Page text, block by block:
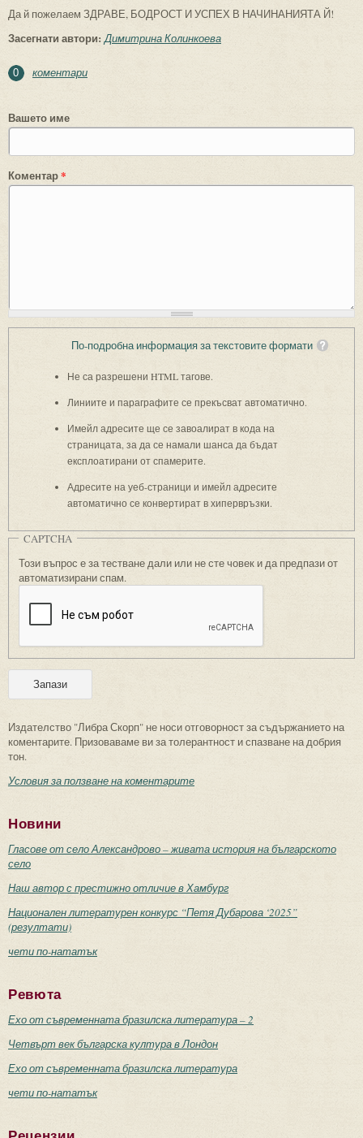
Да й пожелаем ЗДРАВЕ, БОДРОСТ И УСПЕХ В НАЧИНАНИЯТА Й!
Засегнати автори:Димитрина Колинкоева
0 коментари
Вашето име
Коментар*
По-подробна информация за текстовите формати
Не са разрешени HTML тагове.
Линиите и параграфите се прекъсват автоматично.
Имейл адресите ще се завоалират в кода на
страницата, за да се намали шанса да бъдат
експлоатирани от спамерите.
Адресите на уеб-страници и имейл адресите
автоматично се конвертират в хипервръзки.
CAPTCHA
Този въпрос е за тестване дали или не сте човек и да предпази от
автоматизирани спам.
Издателство "Либра Скорп" не носи отговорност за съдържанието на
коментарите. Призоваваме ви за толерантност и спазване на добрия
тон.
Условия за ползване на коментарите
Новини
Гласове от село Александрово – живата история на българското
село
Наш автор с престижно отличие в Хамбург
Национален литературен конкурс “Петя Дубарова ‘2025”
(резултати)
чети по-нататък
Ревюта
Ехо от съвременната бразилска литература – 2
Четвърт век българска култура в Лондон
Ехо от съвременната бразилска литература
чети по-нататък